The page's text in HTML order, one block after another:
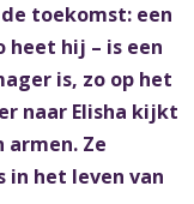
toekomst: een
heet hij – is een
is, zo op het
naar Elisha kijkt
Ze
het leven van